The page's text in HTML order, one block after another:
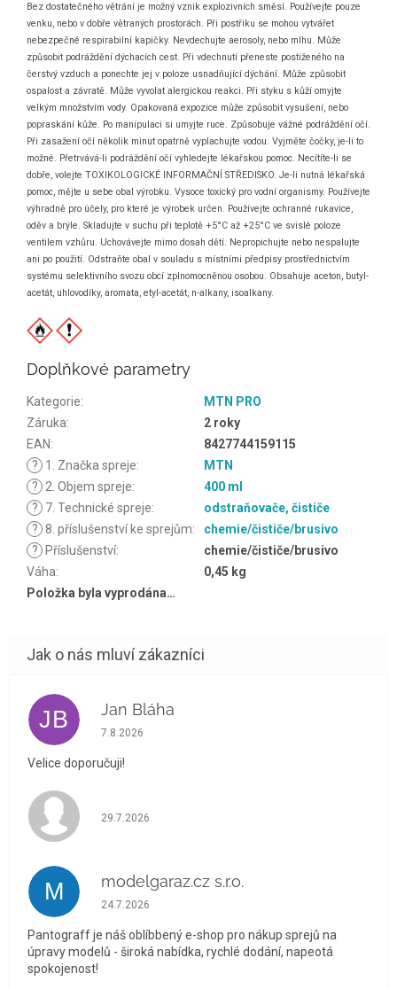
Bez dostatečného větrání je možný vznik explozivních směsí. Používejte pouze
venku, nebo v dobře větraných prostorách. Při postřiku se mohou vytvářet
nebezpečné respirabilní kapičky. Nevdechujte aerosoly, nebo mlhu. Může
způsobit podráždění dýchacích cest. Při vdechnutí přeneste postiženého na
čerstvý vzduch a ponechte jej v poloze usnadňující dýchání. Může způsobit
ospalost a závratě. Může vyvolat alergickou reakci. Při styku s kůží omyjte
velkým množstvím vody. Opakovaná expozice může způsobit vysušení, nebo
popraskání kůže. Po manipulaci si umyjte ruce. Způsobuje vážné podráždění očí.
Při zasažení očí několik minut opatrně vyplachujte vodou. Vyjměte čočky, je-li to
možné. Přetrvává-li podráždění očí vyhledejte lékařskou pomoc. Necítíte-li se
dobře, volejte TOXIKOLOGICKÉ INFORMAČNÍ STŘEDISKO. Je-li nutná lékařská
pomoc, mějte u sebe obal výrobku. Vysoce toxický pro vodní organismy. Používejte
výhradně pro účely, pro které je výrobek určen. Používejte ochranné rukavice,
oděv a brýle. Skladujte v suchu při teplotě +5°C až +25°C ve svislé poloze
ventilem vzhůru. Uchovávejte mimo dosah dětí. Nepropichujte nebo nespalujte
ani po použití. Odstraňte obal v souladu s místními předpisy prostřednictvím
systému selektivního svozu obcí zplnomocněnou osobou. Obsahuje aceton, butyl-
acetát, uhlovodíky, aromata, etyl-acetát, n-alkany, isoalkany.
Doplňkové parametry
Kategorie:
MTN PRO
Záruka:
2 roky
EAN:
8427744159115
?
1. Značka spreje:
MTN
?
2. Objem spreje:
400 ml
?
7. Technické spreje:
odstraňovače, čističe
? 8. příslušenství ke sprejům:
chemie/čističe/brusivo
?
Příslušenství:
chemie/čističe/brusivo
Váha:
0,45 kg
Položka byla vyprodána…
JB Jan Bláha
Hodnocení obchodu je 5 z 5 hvězdiček.
7.8.2026
Velice doporučuji!
Hodnocení obchodu je 5 z 5 hvězdiček.
29.7.2026
M modelgaraz.cz s.r.o.
Hodnocení obchodu je 5 z 5 hvězdiček.
24.7.2026
Pantograff je náš oblíbbený e-shop pro nákup sprejů na
úpravy modelů - široká nabídka, rychlé dodání, napeotá
spokojenost!